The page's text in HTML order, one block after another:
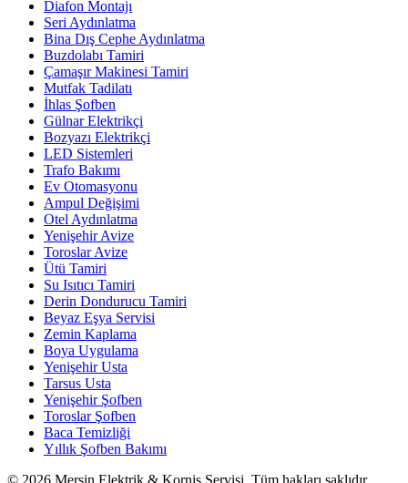
Diafon Montajı
Seri Aydınlatma
Bina Dış Cephe Aydınlatma
Buzdolabı Tamiri
Çamaşır Makinesi Tamiri
Mutfak Tadilatı
İhlas Şofben
Gülnar Elektrikçi
Bozyazı Elektrikçi
LED Sistemleri
Trafo Bakımı
Ev Otomasyonu
Ampul Değişimi
Otel Aydınlatma
Yenişehir Avize
Toroslar Avize
Ütü Tamiri
Su Isıtıcı Tamiri
Derin Dondurucu Tamiri
Beyaz Eşya Servisi
Zemin Kaplama
Boya Uygulama
Yenişehir Usta
Tarsus Usta
Yenişehir Şofben
Toroslar Şofben
Baca Temizliği
Yıllık Şofben Bakımı
© 2026 Mersin Elektrik & Korniş Servisi. Tüm hakları saklıdır.